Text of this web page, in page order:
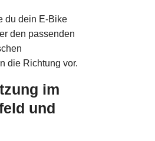
du dein E-Bike
den passenden
die Richtung vor.
im
und